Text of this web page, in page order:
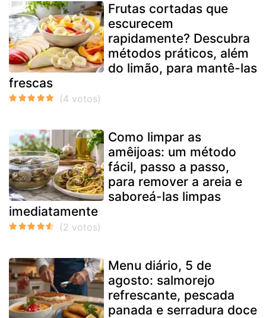
Frutas cortadas que
escurecem
rapidamente? Descubra
métodos práticos, além
do limão, para mantê-las
frescas
Como limpar as
amêijoas: um método
fácil, passo a passo,
para remover a areia e
saboreá-las limpas
imediatamente
Menu diário, 5 de
agosto: salmorejo
refrescante, pescada
panada e serradura doce